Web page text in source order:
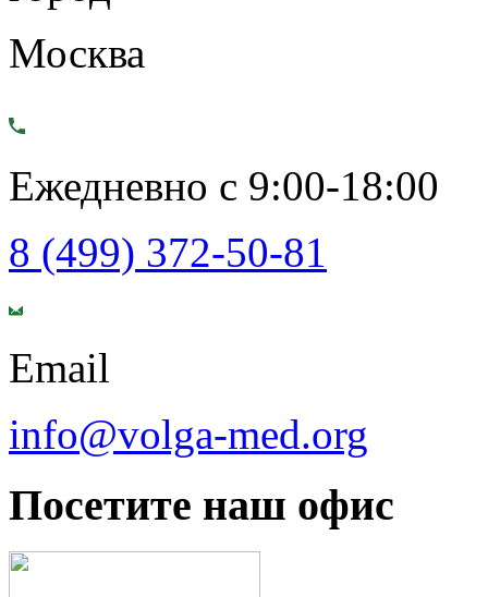
Москва
Ежедневно с 9:00-18:00
8 (499) 372-50-81
Email
info@volga-med.org
Посетите наш офис